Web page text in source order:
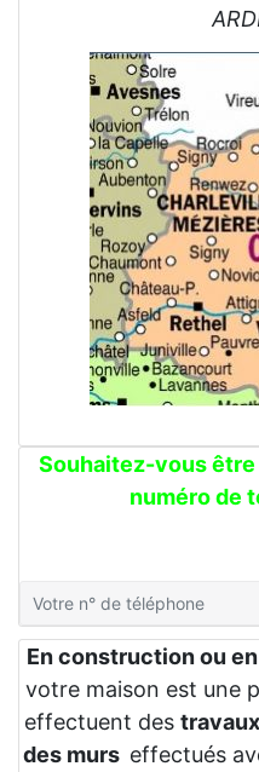
Souhaitez-vous
numéro de
En construction ou
votre maison est une
effectuent des
des murs effectués